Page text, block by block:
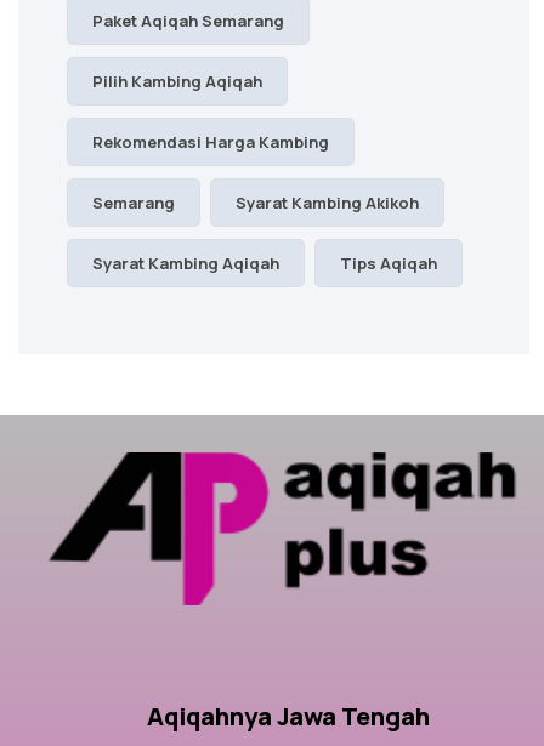
Paket Aqiqah Semarang
Pilih Kambing Aqiqah
Rekomendasi Harga Kambing
Semarang Syarat Kambing Akikoh
Syarat Kambing Aqiqah Tips Aqiqah
Aqiqahnya Jawa Tengah